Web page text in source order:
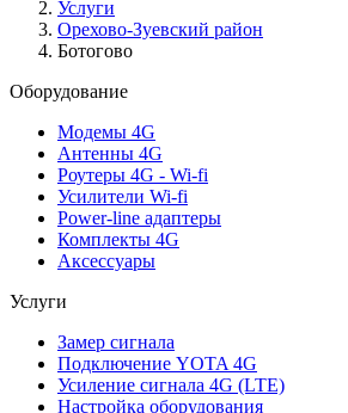
Услуги
Орехово-Зуевский район
Ботогово
Оборудование
Модемы 4G
Антенны 4G
Роутеры 4G - Wi-fi
Усилители Wi-fi
Power-line адаптеры
Комплекты 4G
Аксессуары
Услуги
Замер сигнала
Подключение YOTA 4G
Усиление сигнала 4G (LTE)
Настройка оборудования